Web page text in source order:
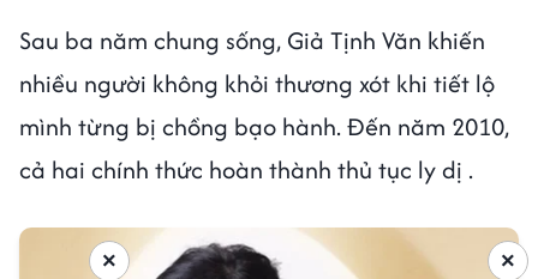
Sau ba năm chung sống, Giả Tịnh Văn khiến
nhiều người không khỏi thương xót khi tiết lộ
mình từng bị chồng bạo hành. Đến năm 2010,
cả hai chính thức hoàn thành thủ tục ly dị .
×
×